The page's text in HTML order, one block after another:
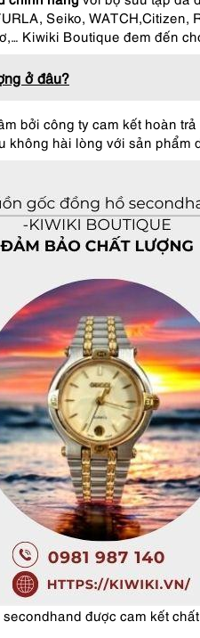
Seiko,
Kiwiki Boutique đem đến
ở đâu?
bởi công ty cam kết hoàn
hài lòng với sản phẩm
được cam kết